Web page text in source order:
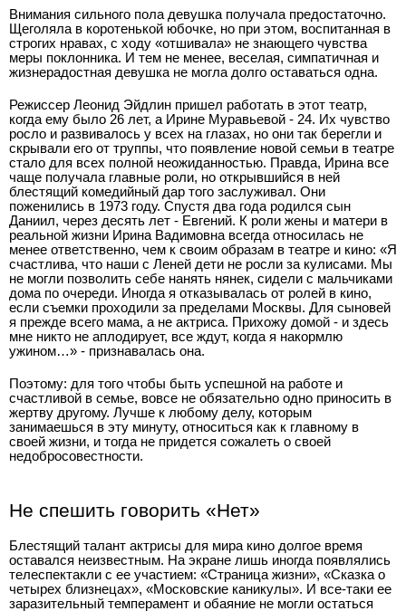
Внимания сильного пола девушка получала предостаточно.
Щеголяла в коротенькой юбочке, но при этом, воспитанная в
строгих нравах, с ходу «отшивала» не знающего чувства
меры поклонника. И тем не менее, веселая, симпатичная и
жизнерадостная девушка не могла долго оставаться одна.
Режиссер Леонид Эйдлин пришел работать в этот театр,
когда ему было 26 лет, а Ирине Муравьевой - 24. Их чувство
росло и развивалось у всех на глазах, но они так берегли и
скрывали его от труппы, что появление новой семьи в театре
стало для всех полной неожиданностью. Правда, Ирина все
чаще получала главные роли, но открывшийся в ней
блестящий комедийный дар того заслуживал. Они
поженились в 1973 году. Спустя два года родился сын
Даниил, через десять лет - Евгений. К роли жены и матери в
реальной жизни Ирина Вадимовна всегда относилась не
менее ответственно, чем к своим образам в театре и кино: «Я
счастлива, что наши с Леней дети не росли за кулисами. Мы
не могли позволить себе нанять нянек, сидели с мальчиками
дома по очереди. Иногда я отказывалась от ролей в кино,
если съемки проходили за пределами Москвы. Для сыновей
я прежде всего мама, а не актриса. Прихожу домой - и здесь
мне никто не аплодирует, все ждут, когда я накормлю
ужином…» - признавалась она.
Поэтому: для того чтобы быть успешной на работе и
счастливой в семье, вовсе не обязательно одно приносить в
жертву другому. Лучше к любому делу, которым
занимаешься в эту минуту, относиться как к главному в
своей жизни, и тогда не придется сожалеть о своей
недобросовестности.
Не спешить говорить «Нет»
Блестящий талант актрисы для мира кино долгое время
оставался неизвестным. На экране лишь иногда появлялись
телеспектакли с ее участием: «Страница жизни», «Сказка о
четырех близнецах», «Московские каникулы». И все-таки ее
заразительный темперамент и обаяние не могли остаться